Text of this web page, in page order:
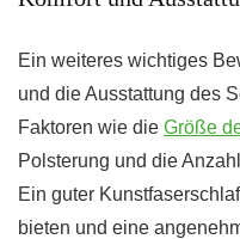
Ein weiteres wichtiges
und die Ausstattung des
Faktoren wie die Größe
Polsterung und die
Ein guter
bieten und eine